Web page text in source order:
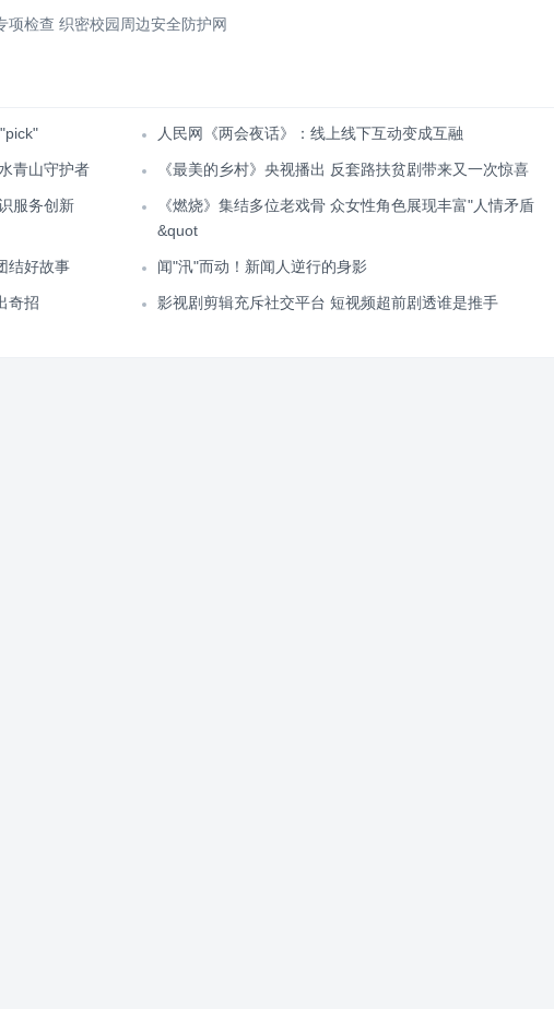
检查 织密校园周边安全防护网
人民网《两会夜话》：线上线下互动变成互融
青山守护者 《最美的乡村》央视播出 反套路扶贫剧带来又一次惊喜
服务创新
《燃烧》集结多位老戏骨 众女性角色展现丰富"人情矛盾
&quot
结好故事 闻"汛"而动！新闻人逆行的身影
奇招 影视剧剪辑充斥社交平台 短视频超前剧透谁是推手